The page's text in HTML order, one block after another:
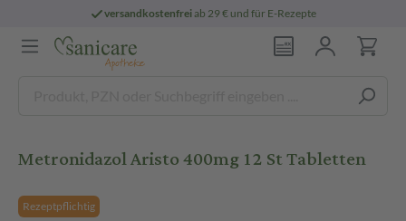
versandkostenfreiab 29 € und für E-Rezepte
Metronidazol Aristo 400mg 12 St Tabletten
Rezeptpflichtig